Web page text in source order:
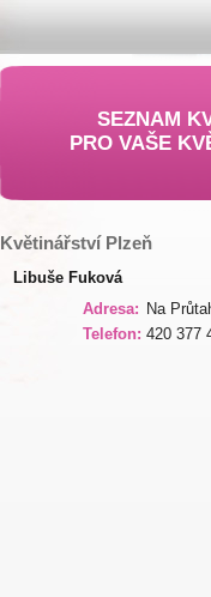
SEZNAM
PRO VAŠE
Květinářství Plzeň
Libuše Fuková
Adresa: Na
Telefon: 420 377